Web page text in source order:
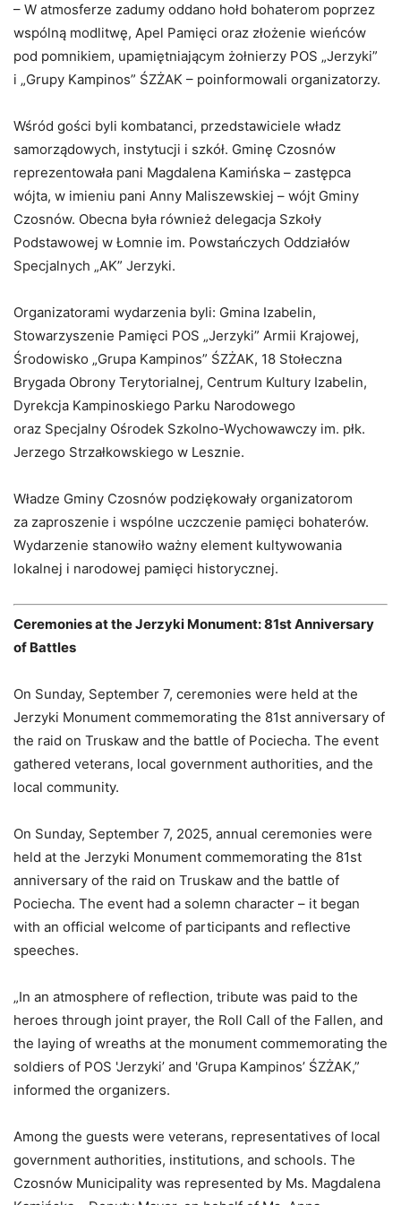
– W atmosferze zadumy oddano hołd bohaterom poprzez
wspólną modlitwę, Apel Pamięci oraz złożenie wieńców
pod pomnikiem, upamiętniającym żołnierzy POS „Jerzyki”
i „Grupy Kampinos” ŚZŻAK – poinformowali organizatorzy.
Wśród gości byli kombatanci, przedstawiciele władz
samorządowych, instytucji i szkół. Gminę Czosnów
reprezentowała pani Magdalena Kamińska – zastępca
wójta, w imieniu pani Anny Maliszewskiej – wójt Gminy
Czosnów. Obecna była również delegacja Szkoły
Podstawowej w Łomnie im. Powstańczych Oddziałów
Specjalnych „AK” Jerzyki.
Organizatorami wydarzenia byli: Gmina Izabelin,
Stowarzyszenie Pamięci POS „Jerzyki” Armii Krajowej,
Środowisko „Grupa Kampinos” ŚZŻAK, 18 Stołeczna
Brygada Obrony Terytorialnej, Centrum Kultury Izabelin,
Dyrekcja Kampinoskiego Parku Narodowego
oraz Specjalny Ośrodek Szkolno-Wychowawczy im. płk.
Jerzego Strzałkowskiego w Lesznie.
Władze Gminy Czosnów podziękowały organizatorom
za zaproszenie i wspólne uczczenie pamięci bohaterów.
Wydarzenie stanowiło ważny element kultywowania
lokalnej i narodowej pamięci historycznej.
Ceremonies at the Jerzyki Monument: 81st Anniversary
of Battles
On Sunday, September 7, ceremonies were held at the
Jerzyki Monument commemorating the 81st anniversary of
the raid on Truskaw and the battle of Pociecha. The event
gathered veterans, local government authorities, and the
local community.
On Sunday, September 7, 2025, annual ceremonies were
held at the Jerzyki Monument commemorating the 81st
anniversary of the raid on Truskaw and the battle of
Pociecha. The event had a solemn character – it began
with an official welcome of participants and reflective
speeches.
„In an atmosphere of reflection, tribute was paid to the
heroes through joint prayer, the Roll Call of the Fallen, and
the laying of wreaths at the monument commemorating the
soldiers of POS 'Jerzyki’ and 'Grupa Kampinos’ ŚZŻAK,”
informed the organizers.
Among the guests were veterans, representatives of local
government authorities, institutions, and schools. The
Czosnów Municipality was represented by Ms. Magdalena